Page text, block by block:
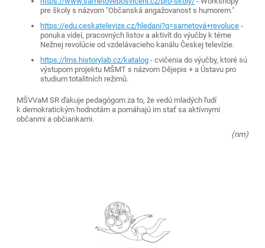
pre školy s názvom "Občanská angažovanost s humorem."
https://edu.ceskatelevize.cz/hledani?q=sametová+revoluce -
ponuka videí, pracovných listov a aktivít do výučby k téme
Nežnej revolúcie od vzdelávacieho kanálu Českej televízie.
https://lms.historylab.cz/katalog - cvičenia do výučby, ktoré sú
výstupom projektu MŠMT s názvom Dějepis + a Ústavu pro
studium totalitních režimů.
MŠVVaM SR ďakuje pedagógom za to, že vedú mladých ľudí
k demokratickým hodnotám a pomáhajú im stať sa aktívnymi
občanmi a občiankami.
(nm)